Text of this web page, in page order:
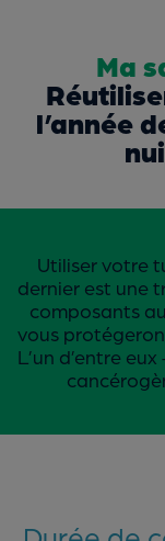
Ma
l’année
Utiliser votre
dernier est une
composants
vous
L’un d’entre